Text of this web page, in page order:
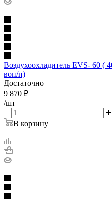
Воздухоохладитель EVS- 60 (
воп/п)
Достаточно
9 870 ₽
/шт
В корзину